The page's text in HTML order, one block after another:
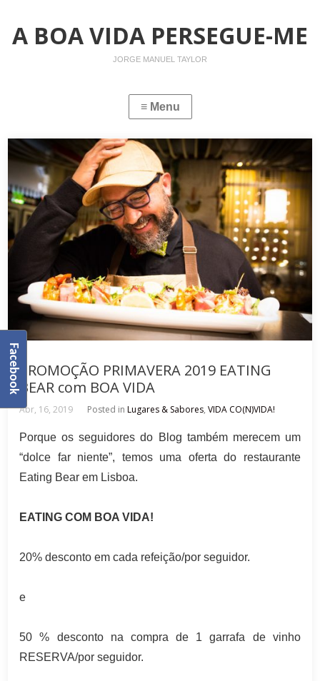
A BOA VIDA PERSEGUE-ME
JORGE MANUEL TAYLOR
PROMOÇÃO PRIMAVERA 2019 EATING
BEAR com BOA VIDA
Abr, 16, 2019 Posted inLugares & Sabores,VIDA CO(N)VIDA!
Porque os seguidores do Blog também merecem um
“dolce far niente”, temos uma oferta do restaurante
Eating Bear em Lisboa.
EATING COM BOA VIDA!
20% desconto em cada refeição/por seguidor.
e
50 % desconto na compra de 1 garrafa de vinho
RESERVA/por seguidor.
Facebook